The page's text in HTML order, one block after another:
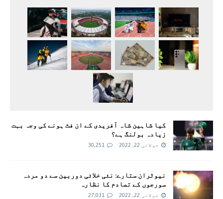
کیا شاہین شاہ آفریدی کے ان فٹ ہونے کی وجہ بہت
زیادہ بولنگ ہے؟
جولائی 22, 2022 30,251
نیوٹران ستارے: نئی خلائی دوربین سے دو مردہ
سورجوں کے تصادم کا نظارہ
جولائی 22, 2022 27,031